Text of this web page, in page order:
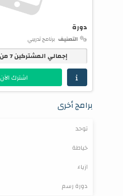
دورة
التصنيف برنامج تدريبي
إجمالي المشتركين 7 من 150
اشترك الآن
برامج أخرى
توحد
خياطة
ازياء
دورة رسم